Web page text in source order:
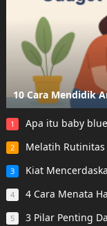
10 Cara Mendidik
1 Apa itu baby
2 Melatih Rutinitas
3 Kiat
4 4 Cara Menata
5 3 Pilar Penting